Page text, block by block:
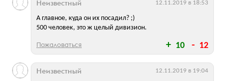
10 12
А главное, куда он их посадил? ;)
500 человек, это ж целый дивизион.
Неизвестный 12.11.2019 в 18:53
Пожаловаться
Неизвестный 12.11.2019 в 19:04